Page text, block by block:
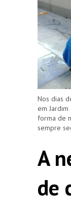
Nos dias
em
forma de
sempre
A
de